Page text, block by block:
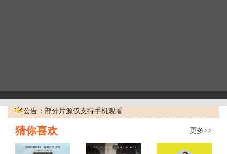
公告：部分片源仅支持手机观看
更多>>
猜你喜欢